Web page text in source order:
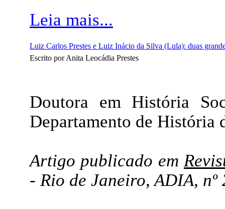
Leia mais...
Luiz Carlos Prestes e Luiz Inácio da Silva (Lula): duas
Escrito por Anita Leocádia Prestes
Doutora em História
Departamento de História
Artigo publicado em
- Rio de Janeiro, ADIA,